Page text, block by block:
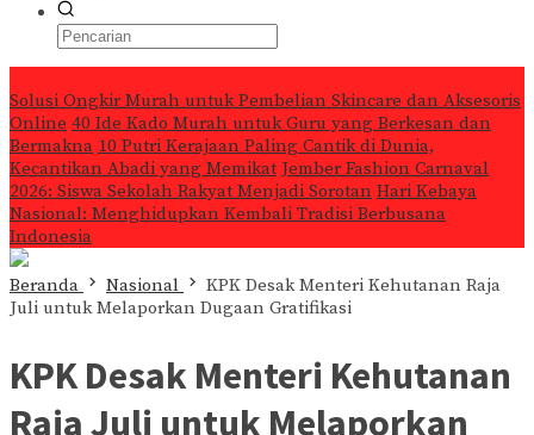
Solusi Ongkir Murah untuk Pembelian Skincare dan Aksesoris
Online 40 Ide Kado Murah untuk Guru yang Berkesan dan
Bermakna 10 Putri Kerajaan Paling Cantik di Dunia,
Kecantikan Abadi yang Memikat Jember Fashion Carnaval
2026: Siswa Sekolah Rakyat Menjadi Sorotan Hari Kebaya
Nasional: Menghidupkan Kembali Tradisi Berbusana
Indonesia
Beranda Nasional
KPK Desak Menteri Kehutanan Raja
Juli untuk Melaporkan Dugaan Gratifikasi
KPK Desak Menteri Kehutanan
Raja Juli untuk Melaporkan